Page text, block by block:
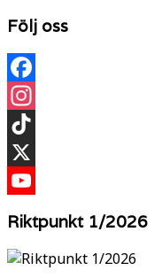
Följ oss
Facebook
Instagram
TikTok
X
Riktpunkt 1/2026